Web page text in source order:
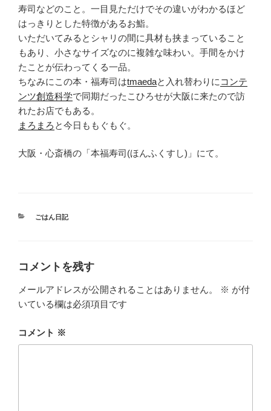
寿司などのこと。一目見ただけでその違いがわかるほど
はっきりとした特徴があるお鮨。
いただいてみるとシャリの間に具材も挟まっていること
もあり、小さなサイズなのに複雑な味わい。手間をかけ
たことが伝わってくる一品。
ちなみにこの本・福寿司はtmaedaと入れ替わりに コンテ
ンツ創造科学で同期だったこひろせが大阪に来たので訪
れたお店でもある。
まろまろ と今日ももぐもぐ。
大阪・心斎橋の「本福寿司(ほんふくすし)」にて。
カ
ごはん日記
コメントを残す
メールアドレスが公開されることはありません。 ※ が付
いている欄は必須項目です
コメント ※